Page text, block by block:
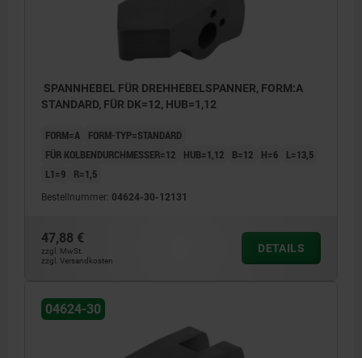
SPANNHEBEL FÜR DREHHEBELSPANNER, FORM:A
STANDARD, FÜR DK=12, HUB=1,12
FORM=A
FORM-TYP=STANDARD
FÜR KOLBENDURCHMESSER=12
HUB=1,12 B=12 H=6
L=13,5
L1=9
R=1,5
Bestellnummer: 04624-30-12131
47,88 €
zzgl. MwSt.
zzgl. Versandkosten
DETAILS
04624-30